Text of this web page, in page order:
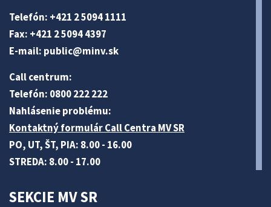
Telefón: +421 2 5094 1111
Fax: +421 2 5094 4397
E-mail: public@minv.sk
Call centrum:
Telefón: 0800 222 222
Nahlásenie problému:
Kontaktný formulár Call Centra MV SR
PO, UT, ŠT, PIA: 8.00 - 16.00
STREDA: 8.00 - 17.00
SEKCIE MV SR